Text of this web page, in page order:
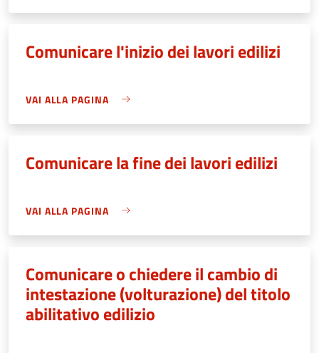
Comunicare l'inizio dei lavori edilizi
VAI ALLA PAGINA
Comunicare la fine dei lavori edilizi
VAI ALLA PAGINA
Comunicare o chiedere il cambio di
intestazione (volturazione) del titolo
abilitativo edilizio